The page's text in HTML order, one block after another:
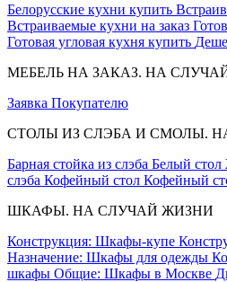
Белорусские кухни купить
Встраиваемые кухни на заказ
Готовая угловая кухня купить
МЕБЕЛЬ НА ЗАКАЗ. НА
Заявка Покупателю
СТОЛЫ ИЗ СЛЭБА И СМОЛЫ.
Барная стойка из слэба Белый стол
слэба Кофейный стол Кофейный
ШКАФЫ. НА СЛУЧАЙ ЖИЗНИ
Конструкция: Шкафы-купе
Назначение: Шкафы для одежды
шкафы Общие: Шкафы в Москве